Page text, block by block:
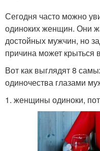
Сегодня часто можно
одиноких женщин. Они
достойных мужчин, но
причина может крыться
Вот как выглядят 8
одиночества глазами
1. женщины одиноки,